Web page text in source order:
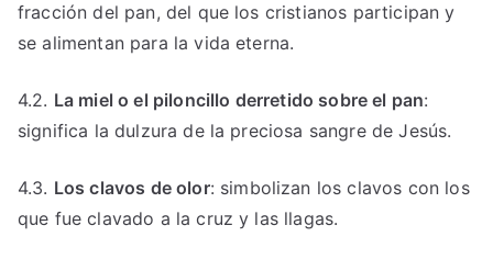
fracción del pan, del que los cristianos participan y
se alimentan para la vida eterna.
4.2. La miel o el piloncillo derretido sobre el pan:
significa la dulzura de la preciosa sangre de Jesús.
4.3. Los clavos de olor: simbolizan los clavos con los
que fue clavado a la cruz y las llagas.